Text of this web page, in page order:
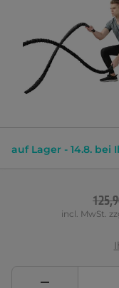
auf Lager - 14.8. bei
incl. MwSt.